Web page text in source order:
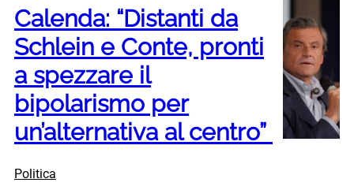
Calenda: “Distanti da
Schlein e Conte, pronti
a spezzare il
bipolarismo per
un’alternativa al centro”
Politica